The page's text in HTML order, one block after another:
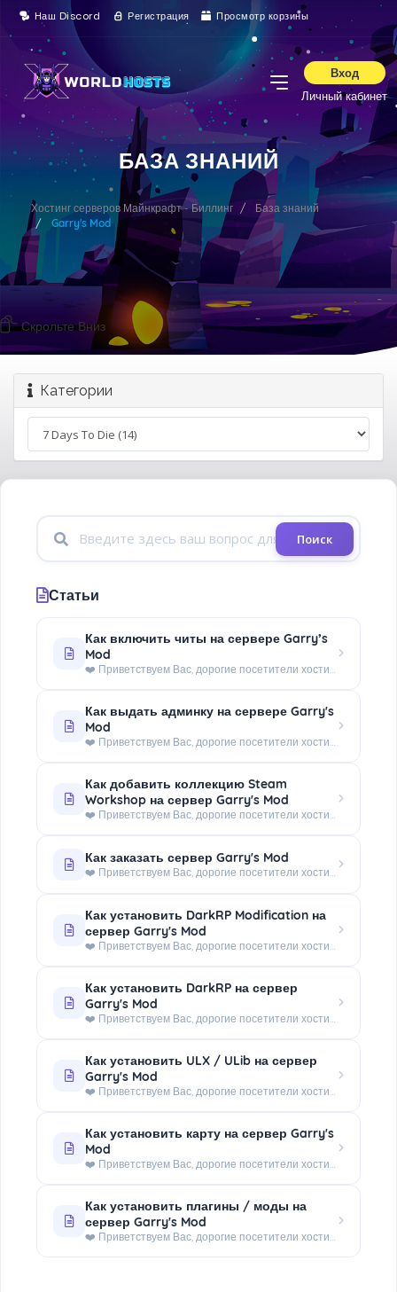
Наш Discord Регистрация Просмотр корзины
Вход
Личный кабинет
БАЗА ЗНАНИЙ
Хостинг серверов Майнкрафт - Биллинг
База знаний
Garry's Mod
Скрольте Вниз
Категории
Поиск
Статьи
Как включить читы на сервере Garry’s
Mod
❤️ Приветствуем Вас, дорогие посетители хостинга - WorldHosts.FUN! В этой инструкции Вы найдете информацию о том, как...
Как выдать админку на сервере Garry's
Mod
❤️ Приветствуем Вас, дорогие посетители хостинга - WorldHosts.FUN! Данная инструкция поможет Вам понять, как...
Как добавить коллекцию Steam
Workshop на сервер Garry's Mod
❤️ Приветствуем Вас, дорогие посетители хостинга - WorldHosts.FUN! Данная инструкция поможет Вам разобраться, как...
Как заказать сервер Garry's Mod
❤️ Приветствуем Вас, дорогие посетители хостинга - WorldHosts.FUN! Обучающая статья по оформлению аренды сервера...
Как установить DarkRP Modification на
сервер Garry's Mod
❤️ Приветствуем Вас, дорогие посетители хостинга - WorldHosts.FUN! С помощью этой краткой инструкции Вы научитесь...
Как установить DarkRP на сервер
Garry's Mod
❤️ Приветствуем Вас, дорогие посетители хостинга - WorldHosts.FUN! Мы подготовили для Вас инструкцию по установке...
Как установить ULX / ULib на сервер
Garry's Mod
❤️ Приветствуем Вас, дорогие посетители хостинга - WorldHosts.FUN! В этой статье Вы узнаете, как установить систему...
Как установить карту на сервер Garry's
Mod
❤️ Приветствуем Вас, дорогие посетители хостинга - WorldHosts.FUN! В данной небольшой инструкции Вы найдете...
Как установить плагины / моды на
сервер Garry's Mod
❤️ Приветствуем Вас, дорогие посетители хостинга - WorldHosts.FUN! После прочтения Вы будете обладать навыком...